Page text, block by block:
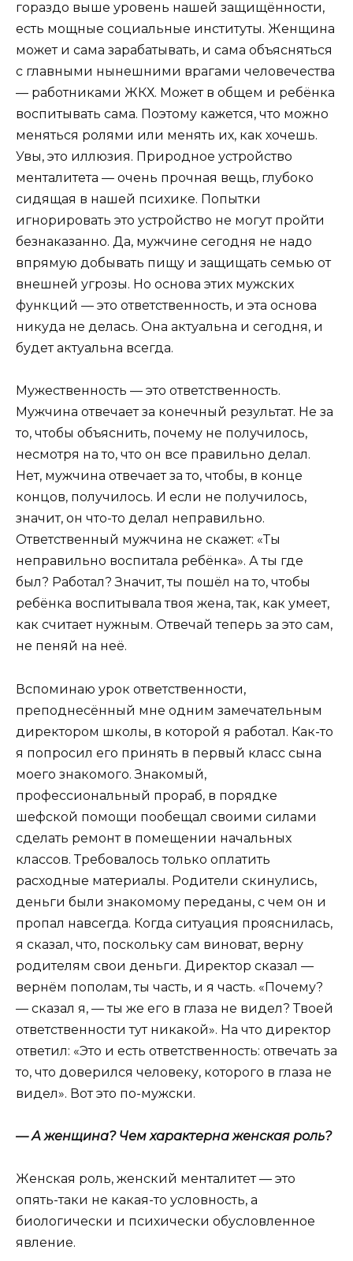
гораздо выше уровень нашей защищённости,
есть мощные социальные институты. Женщина
может и сама зарабатывать, и сама объясняться
с главными нынешними врагами человечества
— работниками ЖКХ. Может в общем и ребёнка
воспитывать сама. Поэтому кажется, что можно
меняться ролями или менять их, как хочешь.
Увы, это иллюзия. Природное устройство
менталитета — очень прочная вещь, глубоко
сидящая в нашей психике. Попытки
игнорировать это устройство не могут пройти
безнаказанно. Да, мужчине сегодня не надо
впрямую добывать пищу и защищать семью от
внешней угрозы. Но основа этих мужских
функций — это ответственность, и эта основа
никуда не делась. Она актуальна и сегодня, и
будет актуальна всегда.
Мужественность — это ответственность.
Мужчина отвечает за конечный результат. Не за
то, чтобы объяснить, почему не получилось,
несмотря на то, что он все правильно делал.
Нет, мужчина отвечает за то, чтобы, в конце
концов, получилось. И если не получилось,
значит, он что-то делал неправильно.
Ответственный мужчина не скажет: «Ты
неправильно воспитала ребёнка». А ты где
был? Работал? Значит, ты пошёл на то, чтобы
ребёнка воспитывала твоя жена, так, как умеет,
как считает нужным. Отвечай теперь за это сам,
не пеняй на неё.
Вспоминаю урок ответственности,
преподнесённый мне одним замечательным
директором школы, в которой я работал. Как-то
я попросил его принять в первый класс сына
моего знакомого. Знакомый,
профессиональный прораб, в порядке
шефской помощи пообещал своими силами
сделать ремонт в помещении начальных
классов. Требовалось только оплатить
расходные материалы. Родители скинулись,
деньги были знакомому переданы, с чем он и
пропал навсегда. Когда ситуация прояснилась,
я сказал, что, поскольку сам виноват, верну
родителям свои деньги. Директор сказал —
вернём пополам, ты часть, и я часть. «Почему?
— сказал я, — ты же его в глаза не видел? Твоей
ответственности тут никакой». На что директор
ответил: «Это и есть ответственность: отвечать за
то, что доверился человеку, которого в глаза не
видел». Вот это по-мужски.
— А женщина? Чем характерна женская роль?
Женская роль, женский менталитет — это
опять-таки не какая-то условность, а
биологически и психически обусловленное
явление.